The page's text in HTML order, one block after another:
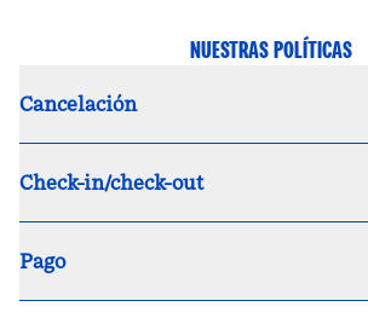
NUESTRAS POLÍTICAS
Cancelación
Check-in/check-out
Pago